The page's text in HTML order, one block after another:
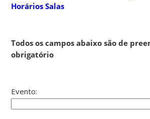
Horários Salas
Todos os campos abaixo são de
obrigatório
Evento: